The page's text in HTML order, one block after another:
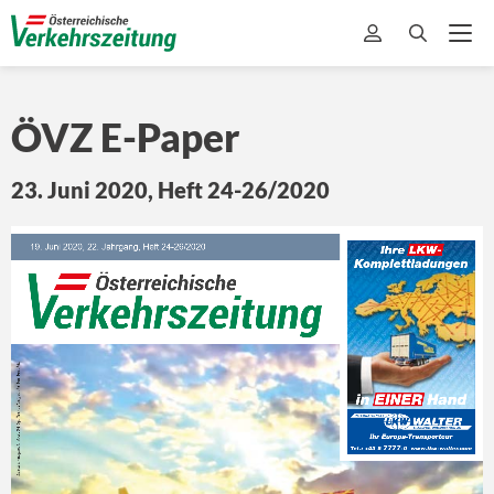
ÖVZ E-Paper
23. Juni 2020, Heft 24-26/2020
Ihr Europa-Transporteur
in EINER Hand
Ihre LKW-
Komplettladungen
Tel.: +43 5 7777-0  www.lkw-walter.com
OEST VERKEHRSZEIT_57x95_116 rz.indd   1 18.04.16   11:54
Erscheinungsort: A-2104 Spillern, Postgebühr bar bezahlt.
19. Juni 2020, 22. Jahrgang, Heft 24-26/2020